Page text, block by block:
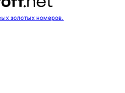
золотых номеров.